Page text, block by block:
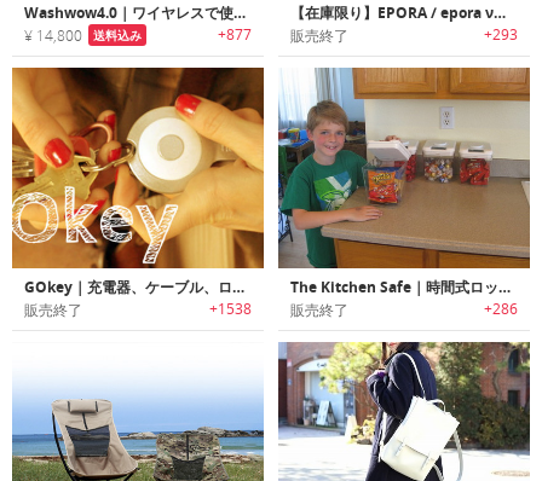
Washwow4.0｜ワイヤレスで使えてQi充電に対応、大切な衣類を守る!! 更に進化したポータブル洗濯ガジェット
¥ 14,800 送料込み +877
【在庫限り】EPORA / epora ν｜光で時を伝える新しい時計「エポーラ / エポーラ・ニュー」
販売終了 +293
GOkey｜充電器、ケーブル、ロケータ、メモリ、すべてキーリングに
販売終了 +1538
The Kitchen Safe｜時間式ロック金庫「キッチンセーフ」
販売終了 +286